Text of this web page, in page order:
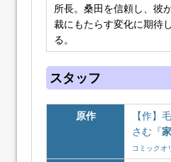
所長。桑田を信頼し、彼
裁にもたらす変化に期待
る。
スタッフ
原作
【作】
さむ『
コミックオ